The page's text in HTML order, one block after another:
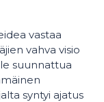
vastaa
vahva visio
suunnattua
syntyi ajatus